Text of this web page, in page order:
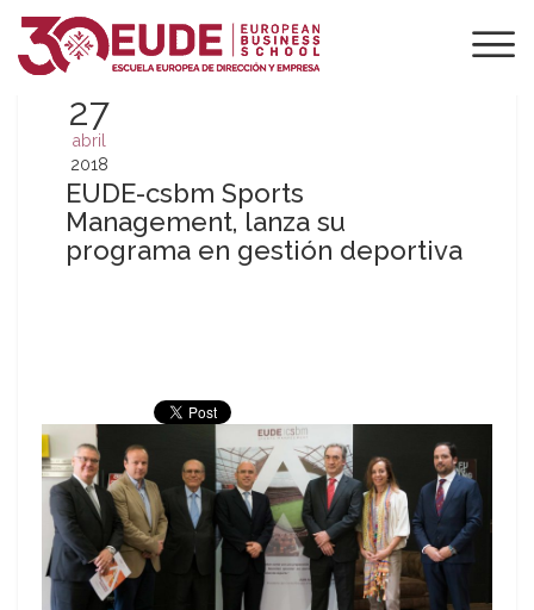
27
abril
2018
EUDE-csbm Sports
Management, lanza su
programa en gestión deportiva